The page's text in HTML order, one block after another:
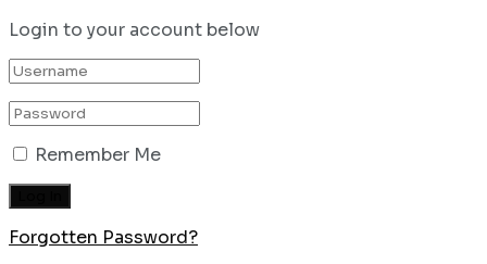
Login to your account below
Remember Me
Forgotten Password?